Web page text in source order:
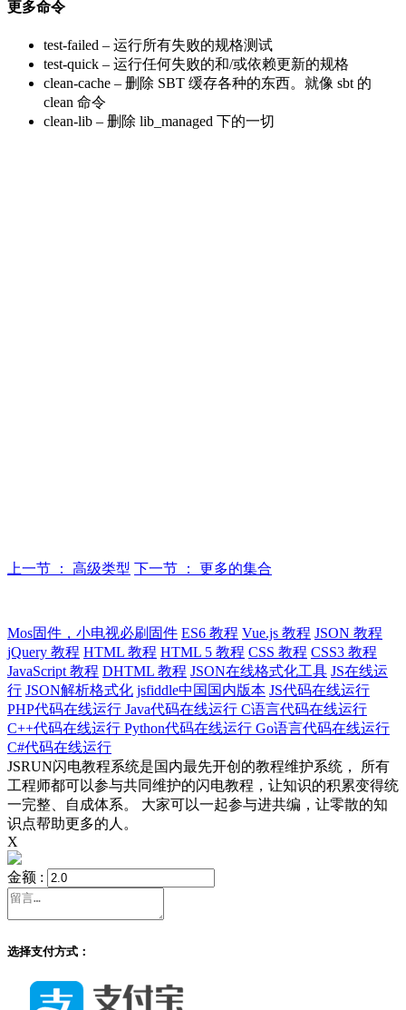
更多命令
test-failed – 运行所有失败的规格测试
test-quick – 运行任何失败的和/或依赖更新的规格
clean-cache – 删除 SBT 缓存各种的东西。就像 sbt 的
clean 命令
clean-lib – 删除 lib_managed 下的一切
上一节 ： 高级类型 下一节 ： 更多的集合
Mos固件，小电视必刷固件 ES6 教程 Vue.js 教程 JSON 教程
jQuery 教程 HTML 教程 HTML 5 教程 CSS 教程 CSS3 教程
JavaScript 教程 DHTML 教程 JSON在线格式化工具 JS在线运
行 JSON解析格式化 jsfiddle中国国内版本 JS代码在线运行
PHP代码在线运行 Java代码在线运行 C语言代码在线运行
C++代码在线运行 Python代码在线运行 Go语言代码在线运行
C#代码在线运行
JSRUN闪电教程系统是国内最先开创的教程维护系统， 所有
工程师都可以参与共同维护的闪电教程，让知识的积累变得统
一完整、自成体系。 大家可以一起参与进共编，让零散的知
识点帮助更多的人。
X
金额 :
选择支付方式：